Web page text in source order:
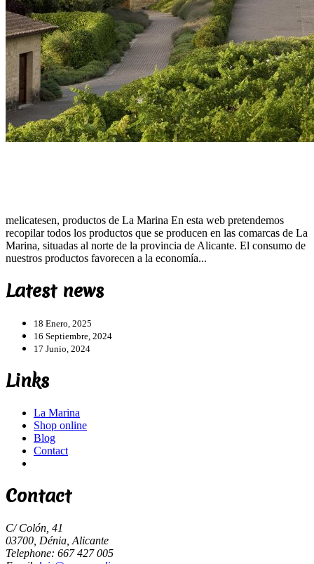
melicatesen, productos de La Marina En esta web pretendemos
recopilar todos los productos que se producen en las comarcas de La
Marina, situadas al norte de la provincia de Alicante. El consumo de
nuestros productos favorecen a la economía...
Latest news
18 Enero, 2025
16 Septiembre, 2024
17 Junio, 2024
Links
La Marina
Shop online
Blog
Contact
Contact
C/ Colón, 41
03700, Dénia, Alicante
Telephone: 667 427 005